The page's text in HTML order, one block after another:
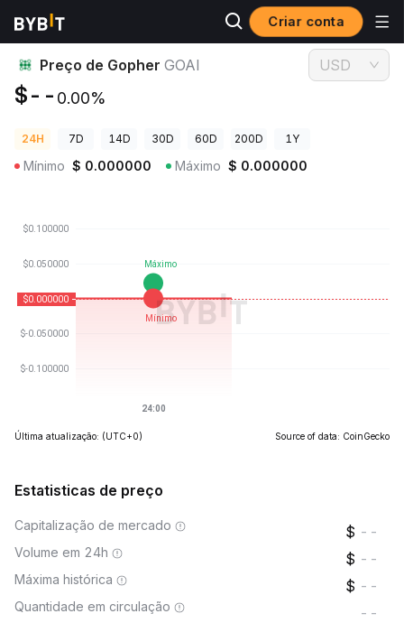
Criar conta
Preços de Criptomoedas Preço de Gopher GOAI
Preço de Gopher GOAI
$-- 0.00%
USD
24H 7D 14D 30D 60D 200D 1Y
Mínimo $ 0.000000 Máximo $ 0.000000
Última atualização: (UTC+0) Source of data: CoinGecko
Estatisticas de preço
Capitalização de mercado --
Volume em 24h --
Máxima histórica --
Quantidade em circulação --